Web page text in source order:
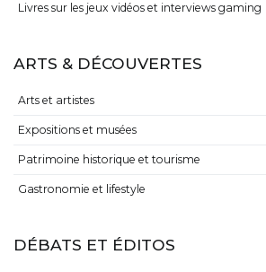
Livres sur les jeux vidéos et interviews gaming
ARTS & DÉCOUVERTES
Arts et artistes
Expositions et musées
Patrimoine historique et tourisme
Gastronomie et lifestyle
DÉBATS ET ÉDITOS